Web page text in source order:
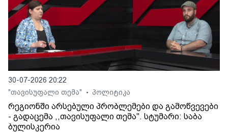
30-07-2026 20:22
"თავისუფალი თემა"
• პოლიტიკა
რეგიონში არსებული პრობლემები და გამოწვევები
- გადაცემა ,,თავისუფალი თემა". სტუმარი: საბა
ბულისკერია